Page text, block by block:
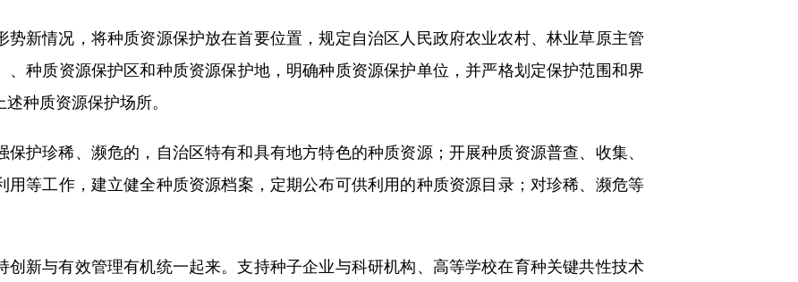
新情况，将种质资源保护放在首要位置，规定自治区人民政府农业农村、林业草原主管
种质资源保护区和种质资源保护地，明确种质资源保护单位，并严格划定保护范围和界
种质资源保护场所。
珍稀、濒危的，自治区特有和具有地方特色的种质资源；开展种质资源普查、收集、
等工作，建立健全种质资源档案，定期公布可供利用的种质资源目录；对珍稀、濒危等
新与有效管理有机统一起来。支持种子企业与科研机构、高等学校在育种关键共性技术